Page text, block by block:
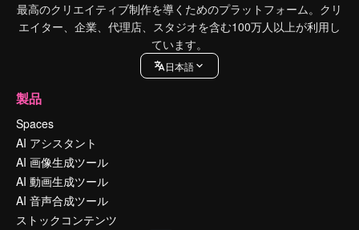
最高のクリエイティブ制作を導くためのプラットフォーム。クリ
エイター、企業、代理店、スタジオを含む100万人以上が利用し
ています。
日本語
製品
Spaces
AI アシスタント
AI 画像生成ツール
AI 動画生成ツール
AI 音声合成ツール
ストックコンテンツ